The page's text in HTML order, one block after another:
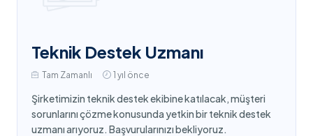
Teknik Destek Uzmanı
Tam Zamanlı 1 yıl önce
Şirketimizin teknik destek ekibine katılacak, müşteri
sorunlarını çözme konusunda yetkin bir teknik destek
uzmanı arıyoruz. Başvurularınızı bekliyoruz.